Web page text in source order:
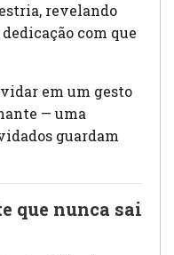
revelando
com que
em um gesto
— uma
guardam
que nunca sai